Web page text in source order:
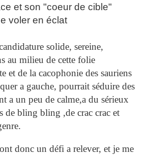
et son "coeur de cible"
voler en éclat
solide, sereine,
au milieu de cette folie
et de la cacophonie des sauriens
a gauche, pourrait séduire des
a un peu de calme,a du sérieux
de bling bling ,de crac crac et
donc un défi a relever, et je me